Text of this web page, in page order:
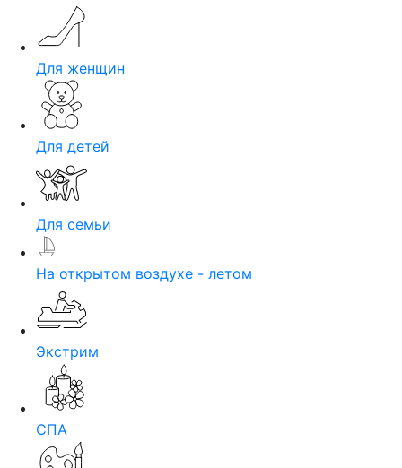
Для женщин
Для детей
Для семьи
На открытом воздухе - летом
Экстрим
СПА